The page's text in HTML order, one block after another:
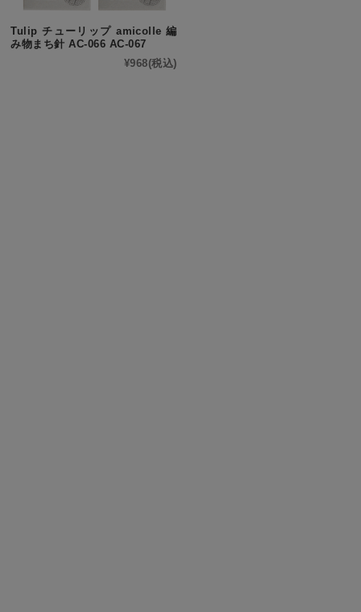
Tulip チューリップ amicolle 編
み物まち針 AC-066 AC-067
¥968(税込)